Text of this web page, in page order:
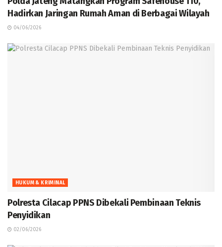
Hadirkan Jaringan Rumah Aman di Berbagai Wilayah
04/06/2026
HUKUM & KRIMINAL
Polresta Cilacap PPNS Dibekali Pembinaan Teknis
Penyidikan
02/06/2026